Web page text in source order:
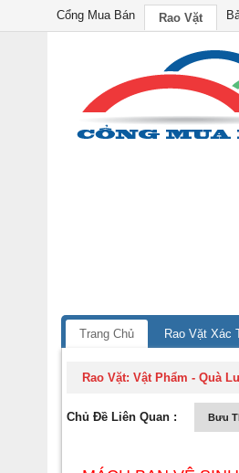
Cổng Mua Bán Rao Vặt
Trang Chủ Rao Vặt Xác
Rao Vặt:Vật Phẩm - Quà
Chủ Đề Liên Quan : Bưu